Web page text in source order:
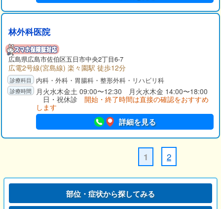
林外科医院
広島県広島市佐伯区五日市中央2丁目6-7
広電2号線(宮島線) 楽々園駅 徒歩12分
内科・外科・胃腸科・整形外科・リハビリ科
月火水木金土 09:00〜12:30 月火水木金 14:00〜18:00
日・祝休診 開始・終了時間は直接の確認をおすすめ
します
詳細を見る
1 2
部位・症状から探してみる